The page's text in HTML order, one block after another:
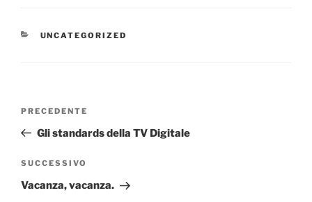
CATEGORIE
UNCATEGORIZED
Articolo
precedente:
PRECEDENTE
Gli standards della TV Digitale
Articolo
successivo
SUCCESSIVO
Vacanza, vacanza.